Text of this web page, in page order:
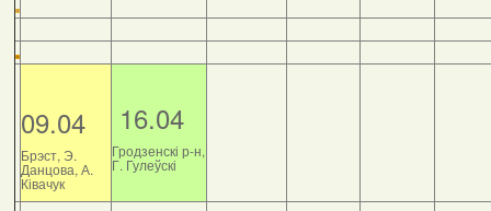
09.04
Брэст, Э.
Данцова, А.
Ківачук
16.04
Гродзенскі р-н,
Г. Гулеўскі